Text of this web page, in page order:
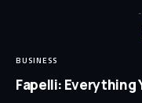
BUSINESS
Fapelli: Everything